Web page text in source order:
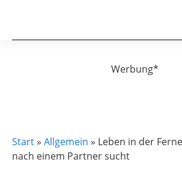
Werbung*
Start» Allgemein » Leben in der
nach einem Partner sucht